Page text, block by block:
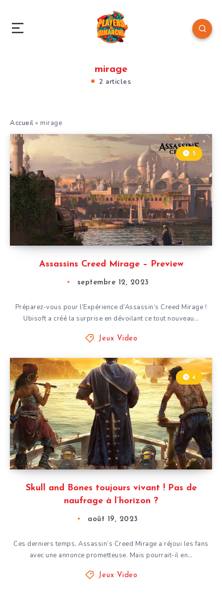
mirage
2 articles
Accueil » mirage
Assassins Creed Mirage – Preview
5
septembre 12, 2023
Préparez-vous pour l’Expérience d’Assassin’s Creed Mirage !
Ubisoft a créé la surprise en dévoilant ce tout nouveau…
Jeux Video
Skull and Bones toujours vivant ! Pas de
naufrage à l’horizon ?
4
août 19, 2023
Ces derniers temps, Assassin’s Creed Mirage a réjoui les fans
avec une annonce prometteuse. Mais pourrait-il en…
Jeux Video